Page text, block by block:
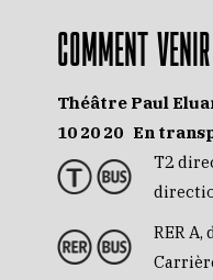
COMMENT
Théâtre Paul
10 20 20 En
T2
RER